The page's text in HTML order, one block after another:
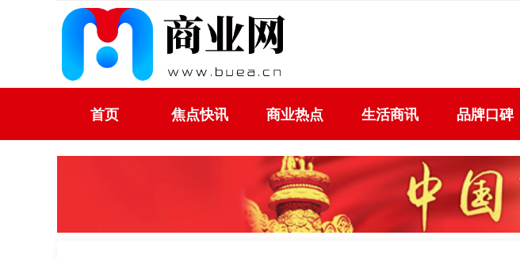
首页 焦点快讯 商业热点 生活商讯 品牌口碑